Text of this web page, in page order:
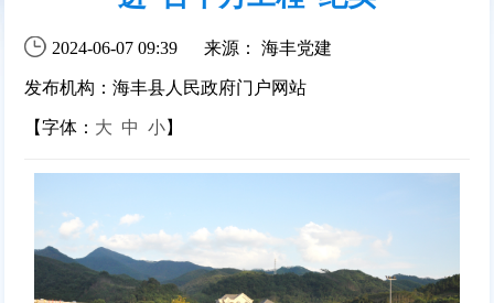
2024-06-07 09:39 来源： 海丰党建
发布机构：海丰县人民政府门户网站
【字体： 大 中 小】